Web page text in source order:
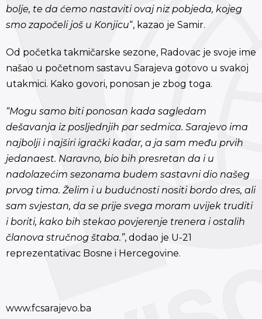
bolje, te da ćemo nastaviti ovaj niz pobjeda, kojeg
smo započeli još u Konjicu“, kazao je Samir.
Od početka takmičarske sezone, Radovac je svoje ime
našao u početnom sastavu Sarajeva gotovo u svakoj
utakmici. Kako govori, ponosan je zbog toga.
“Mogu samo biti ponosan kada sagledam
dešavanja iz posljednjih par sedmica. Sarajevo ima
najbolji i najširi igrački kadar, a ja sam među prvih
jedanaest. Naravno, bio bih presretan da i u
nadolazećim sezonama budem sastavni dio našeg
prvog tima. Želim i u budućnosti nositi bordo dres, ali
sam svjestan, da se prije svega moram uvijek truditi
i boriti, kako bih stekao povjerenje trenera i ostalih
članova stručnog štaba.”, dodao je U-21
reprezentativac Bosne i Hercegovine.
www.fcsarajevo.ba